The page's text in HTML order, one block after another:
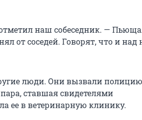
наш собеседник. —
от соседей. Говорят, что и
люди. Они вызвали
ставшая свидетелями
ее в ветеринарную клинику.